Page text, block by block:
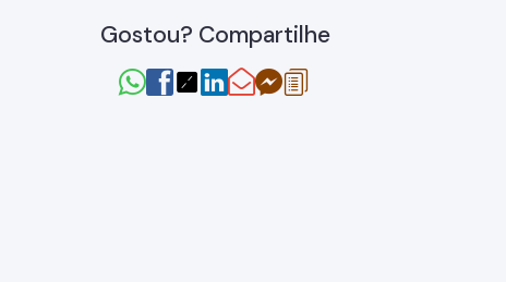
Gostou? Compartilhe